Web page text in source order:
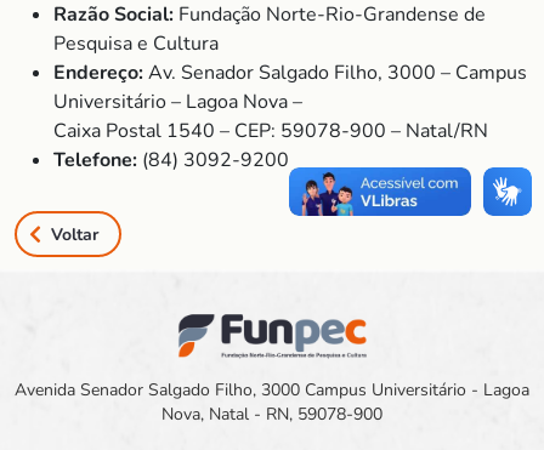
Razão Social: Fundação Norte-Rio-Grandense de
Pesquisa e Cultura
Endereço:Av. Senador Salgado Filho, 3000 – Campus
Universitário – Lagoa Nova –
Caixa Postal 1540 – CEP: 59078-900 – Natal/RN
Telefone: (84) 3092-9200
Voltar
Avenida Senador Salgado Filho, 3000 Campus Universitário - Lagoa
Nova, Natal - RN, 59078-900